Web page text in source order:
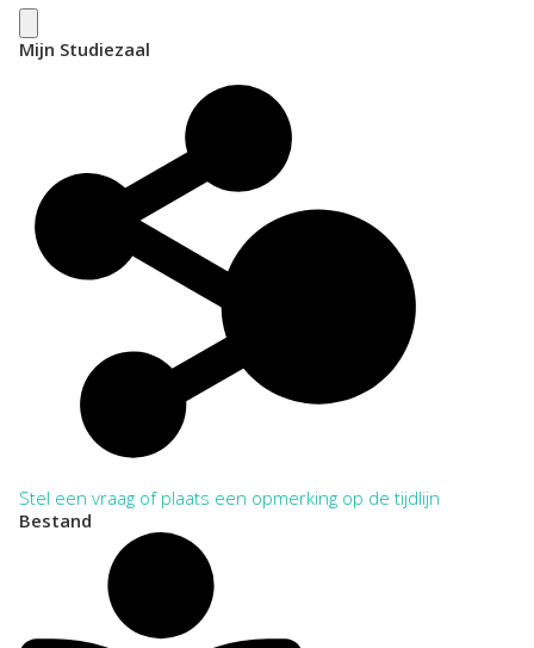
Mijn Studiezaal
Stel een vraag of plaats een opmerking op de tijdlijn
Bestand